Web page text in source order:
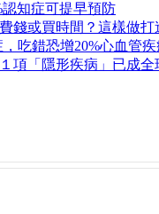
知症可提早預防
錢或買時間？這樣做
吃錯恐增20%心血管
項「隱形疾病」已成